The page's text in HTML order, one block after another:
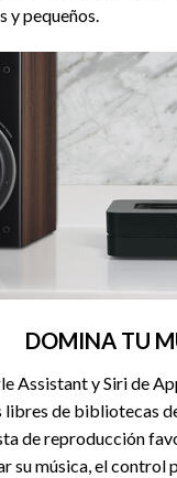
y pequeños.
DOMINA TU
Assistant y Siri de
de bibliotecas
de reproducción
su música, el